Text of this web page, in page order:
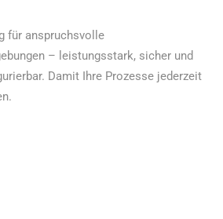
für anspruchsvolle
– leistungsstark, sicher und
Damit Ihre Prozesse jederzeit